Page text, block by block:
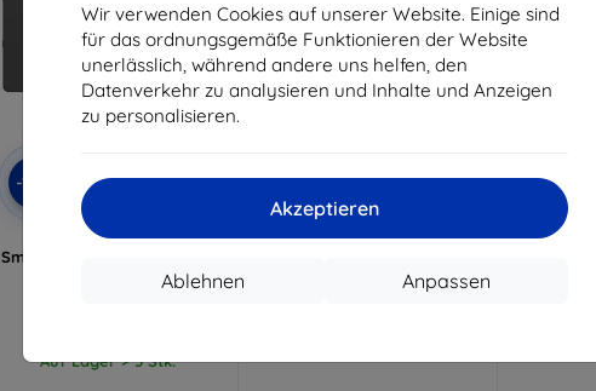
Wir verwenden Cookies auf unserer Website. Einige sind
für das ordnungsgemäße Funktionieren der Website
unerlässlich, während andere uns helfen, den
Datenverkehr zu analysieren und Inhalte und Anzeigen
zu personalisieren.
Akzeptieren
Anpassen
Ablehnen
-10%
mit
Gutschein
EXTRA10
3mk Clear Case
Smartphone-Hülle für Sony
Auf Lager > 5 Stk.
-10%
mit
Gutschein
EXTRA10
3mk Wallet Hülle für Sony